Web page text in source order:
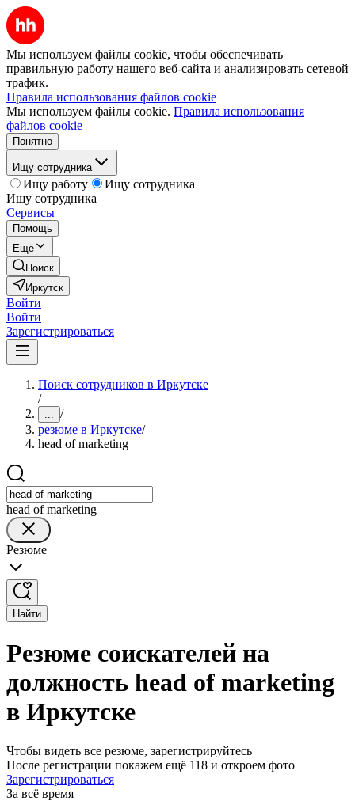
Мы используем файлы cookie, чтобы обеспечивать
правильную работу нашего веб-сайта и анализировать сетевой
трафик.
Правила использования файлов cookie
Мы используем файлы cookie. Правила использования
файлов cookie
Понятно
Ищу сотрудника
Ищу работу
Ищу сотрудника
Ищу сотрудника
Сервисы
Помощь
Ещё
Поиск
Иркутск
Войти
Войти
Зарегистрироваться
Поиск сотрудников в Иркутске
/
... /
резюме в Иркутске/
head of marketing
head of marketing
Резюме
Найти
Резюме соискателей на
должность head of marketing
в Иркутске
Чтобы видеть все резюме, зарегистрируйтесь
После регистрации покажем ещё 118 и откроем фото
Зарегистрироваться
За всё время